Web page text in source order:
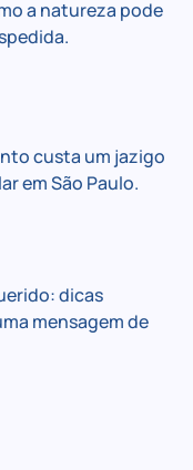
a natureza pode
custa um jazigo
em São Paulo.
dicas
mensagem de